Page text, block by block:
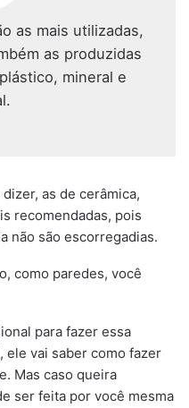
as mais utilizadas,
as produzidas
mineral e
as de cerâmica,
recomendadas, pois
não são escorregadias.
como paredes, você
para fazer essa
ele vai saber como fazer
Mas caso queira
ser feita por você mesma